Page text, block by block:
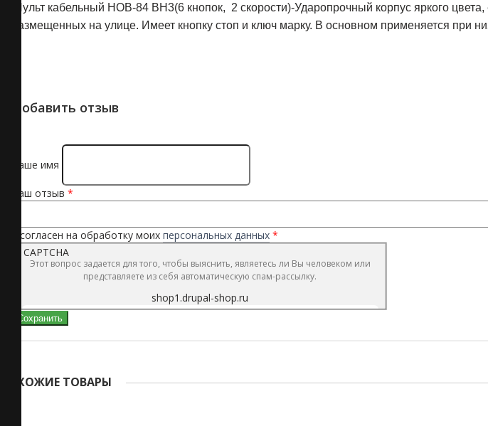
Пульт кабельный HOB-84 BH3(6 кнопок, 2 скорости)-Ударопрочный корпус яркого
размещенных на улице. Имеет кнопку стоп и ключ марку. В основном применяется при
Добавить отзыв
Ваше имя
Ваш отзыв *
Я согласен на обработку моих персональных данных *
CAPTCHA
Этот вопрос задается для того, чтобы выяснить, являетесь ли Вы человеком или
представляете из себя автоматическую спам-рассылку.
shop1.drupal-shop.ru
Сохранить
ПОХОЖИЕ ТОВАРЫ